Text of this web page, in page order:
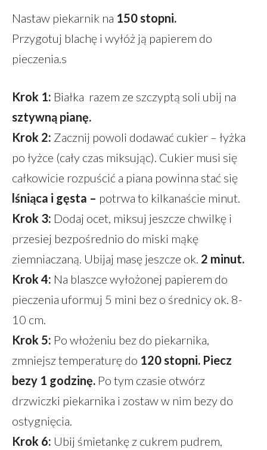
Nastaw piekarnik na 150 stopni.
Przygotuj blachę i wyłóż ją papierem do
pieczenia.s
Krok 1: Białka razem ze szczyptą soli ubij na
sztywną pianę.
Krok 2: Zacznij powoli dodawać cukier – łyżka
po łyżce (cały czas miksując). Cukier musi się
całkowicie rozpuścić a piana powinna stać się
lśniąca i gęsta – potrwa to kilkanaście minut.
Krok 3: Dodaj ocet, miksuj jeszcze chwilkę i
przesiej bezpośrednio do miski mąkę
ziemniaczaną. Ubijaj masę jeszcze ok. 2 minut.
Krok 4: Na blaszce wyłożonej papierem do
pieczenia uformuj 5 mini bez o średnicy ok. 8-
10 cm.
Krok 5: Po włożeniu bez do piekarnika,
zmniejsz temperaturę do 120 stopni. Piecz
bezy 1 godzinę. Po tym czasie otwórz
drzwiczki piekarnika i zostaw w nim bezy do
ostygnięcia.
Krok 6: Ubij śmietankę z cukrem pudrem,